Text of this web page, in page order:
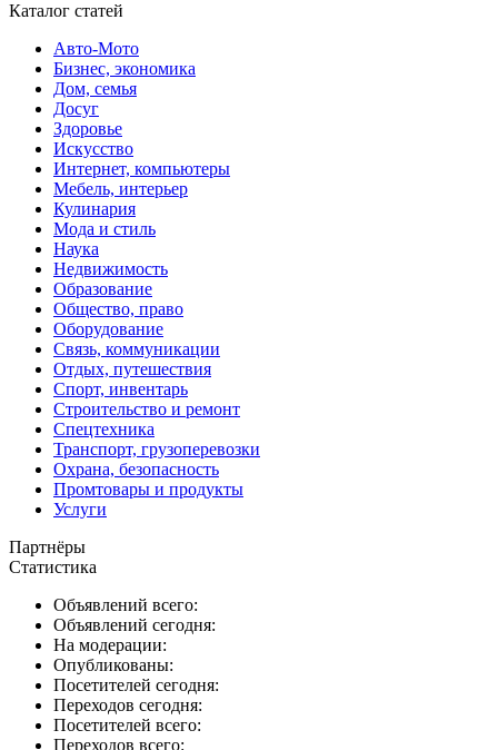
Каталог статей
Авто-Мото
Бизнес, экономика
Дом, семья
Досуг
Здоровье
Искусство
Интернет, компьютеры
Мебель, интерьер
Кулинария
Мода и стиль
Наука
Недвижимость
Образование
Общество, право
Оборудование
Связь, коммуникации
Отдых, путешествия
Спорт, инвентарь
Строительство и ремонт
Спецтехника
Транспорт, грузоперевозки
Охрана, безопасность
Промтовары и продукты
Услуги
Партнёры
Статистика
Объявлений всего:
Объявлений сегодня:
На модерации:
Опубликованы:
Посетителей сегодня:
Переходов сегодня:
Посетителей всего:
Переходов всего: